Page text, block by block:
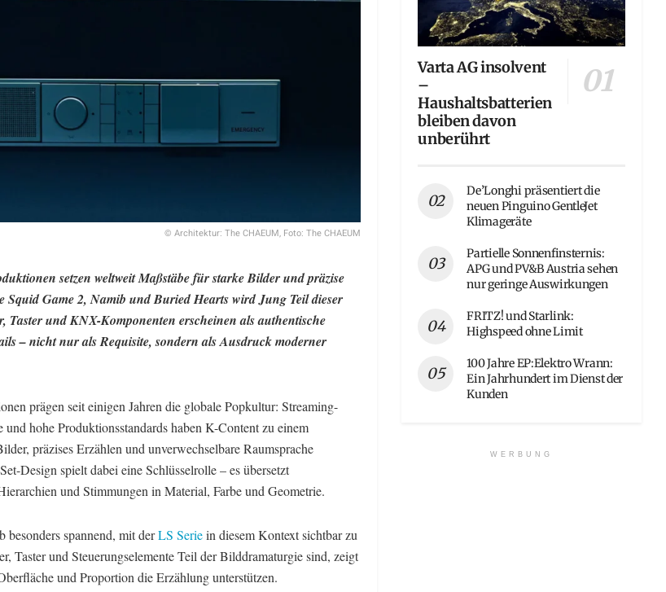
© Architektur: The CHAEUM, Foto: The CHAEUM
setzen weltweit Maßstäbe für starke Bilder und präzise
Squid Game 2, Namib und Buried Hearts wird Jung Teil dieser
Taster und KNX-Komponenten erscheinen als authentische
– nicht nur als Requisite, sondern als Ausdruck moderner
prägen seit einigen Jahren die globale Popkultur: Streaming-
und hohe Produktionsstandards haben K-Content zu einem
präzises Erzählen und unverwechselbare Raumsprache
Design spielt dabei eine Schlüsselrolle – es übersetzt
und Stimmungen in Material, Farbe und Geometrie.
besonders spannend, mit derLS Seriein diesem Kontext sichtbar zu
Taster und Steuerungselemente Teil der Bilddramaturgie sind, zeigt
und Proportion die Erzählung unterstützen.
Varta AG insolvent
–
Haushaltsbatterien
bleiben davon
unberührt
De’Longhi präsentiert die
neuen Pinguino GentleJet
Klimageräte
Partielle Sonnenfinsternis:
APG und PV&B Austria sehen
nur geringe Auswirkungen
FRITZ! und Starlink:
Highspeed ohne Limit
100 Jahre EP:Elektro Wrann:
Ein Jahrhundert im Dienst der
Kunden
WERBUNG